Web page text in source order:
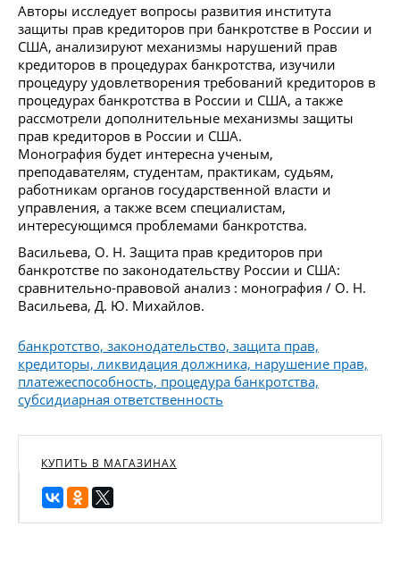
Авторы исследует вопросы развития института
защиты прав кредиторов при банкротстве в России и
США, анализируют механизмы нарушений прав
кредиторов в процедурах банкротства, изучили
процедуру удовлетворения требований кредиторов в
процедурах банкротства в России и США, а также
рассмотрели дополнительные механизмы защиты
прав кредиторов в России и США.
Монография будет интересна ученым,
преподавателям, студентам, практикам, судьям,
работникам органов государственной власти и
управления, а также всем специалистам,
интересующимся проблемами банкротства.
Васильева, О. Н. Защита прав кредиторов при
банкротстве по законодательству России и США:
сравнительно-правовой анализ : монография / О. Н.
Васильева, Д. Ю. Михайлов.
банкротство, законодательство, защита прав,
кредиторы, ликвидация должника, нарушение прав,
платежеспособность, процедура банкротства,
субсидиарная ответственность
КУПИТЬ В МАГАЗИНАХ